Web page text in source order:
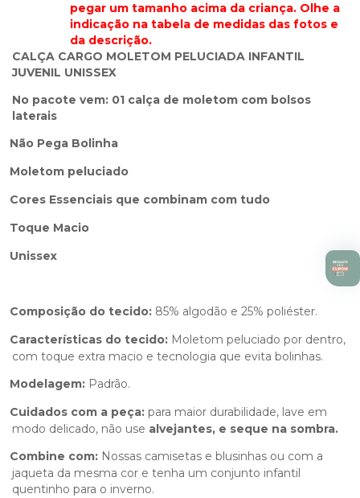
pegar um tamanho acima da criança. Olhe a
indicação na tabela de medidas das fotos e
da descrição.
CALÇA CARGO MOLETOM PELUCIADA INFANTIL
JUVENIL UNISSEX
No pacote vem: 01 calça de moletom com bolsos
laterais
Não Pega Bolinha
Moletom peluciado
Cores Essenciais que combinam com tudo
Toque Macio
Unissex
Composição do tecido: 85% algodão e 25% poliéster.
Características do tecido: Moletom peluciado por dentro,
com toque extra macio e tecnologia que evita bolinhas.
Modelagem: Padrão.
Cuidados com a peça: para maior durabilidade, lave em
modo delicado, não use alvejantes, e seque na sombra.
Combine com: Nossas camisetas e blusinhas ou com a
jaqueta da mesma cor e tenha um conjunto infantil
quentinho para o inverno.